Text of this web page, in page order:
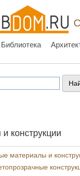
Библиотека
конструкции
материалы и